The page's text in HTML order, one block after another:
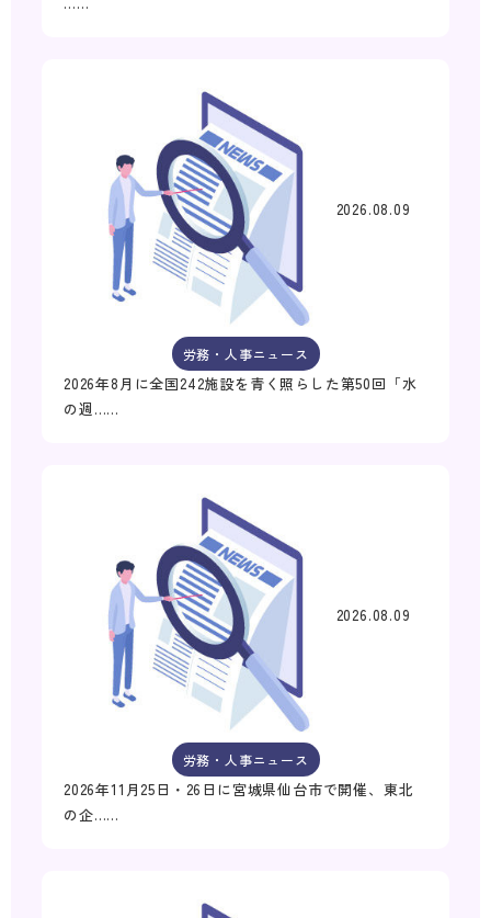
2026.08.09
労務・人事ニュース
2026年8月に全国242施設を青く照らした第50回「水
の週……
2026.08.09
労務・人事ニュース
2026年11月25日・26日に宮城県仙台市で開催、東北
の企……